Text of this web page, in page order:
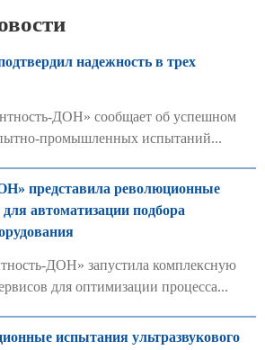
надежность в трех
ДОН» сообщает об успешном
промышленных испытаний...
представила революционные
автоматизации подбора
ДОН» запустила комплексную
для оптимизации процесса...
испытания ультразвукового